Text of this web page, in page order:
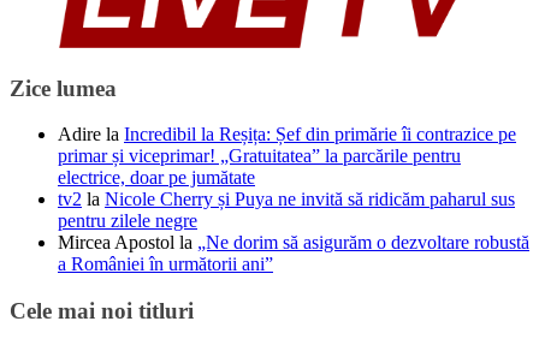
Zice lumea
Adire la Incredibil la Reșița: Șef din primărie îi contrazice pe
primar și viceprimar! „Gratuitatea” la parcările pentru
electrice, doar pe jumătate
tv2 la Nicole Cherry și Puya ne invită să ridicăm paharul sus
pentru zilele negre
Mircea Apostol la „Ne dorim să asigurăm o dezvoltare robustă
a României în următorii ani”
Cele mai noi titluri